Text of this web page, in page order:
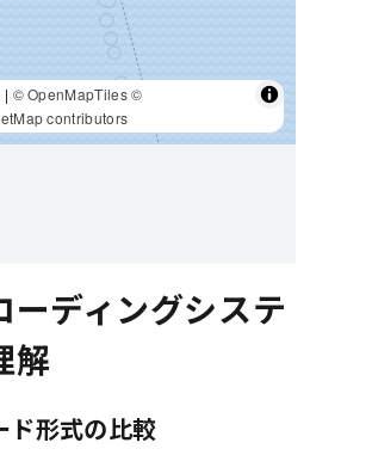
| © OpenMapTiles©
contributors
ーディングシステ
解
ド形式の比較